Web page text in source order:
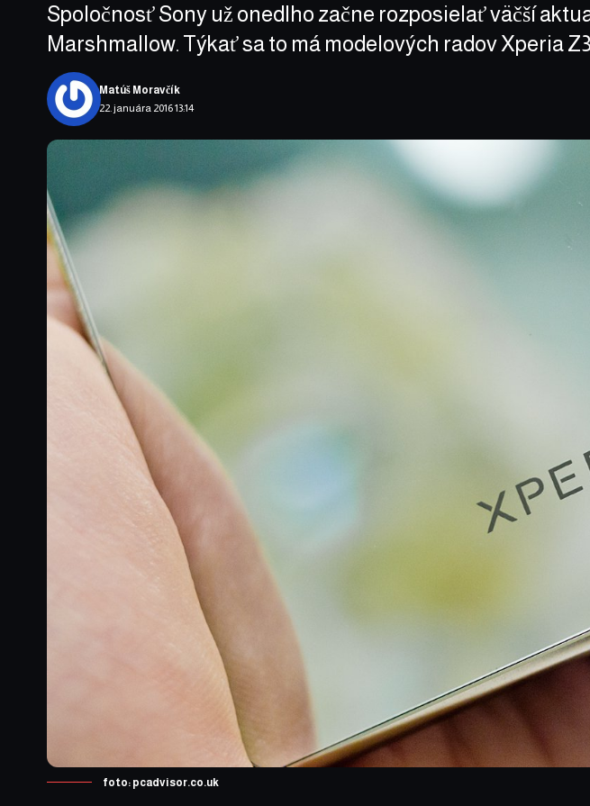
Spoločnosť Sony už onedlho začne rozposielať väčší
Marshmallow. Týkať sa to má modelových radov Xperia
22. januára 2016 13:14
Matúš Moravčík
foto: pcadvisor.co.uk